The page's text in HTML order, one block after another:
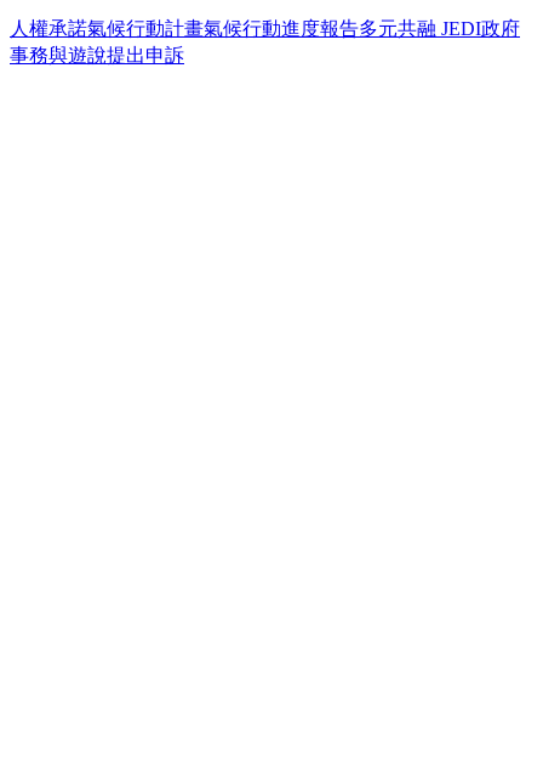
人權承諾氣候行動計畫氣候行動進度報告多元共融 JEDI政府
事務與遊說提出申訴